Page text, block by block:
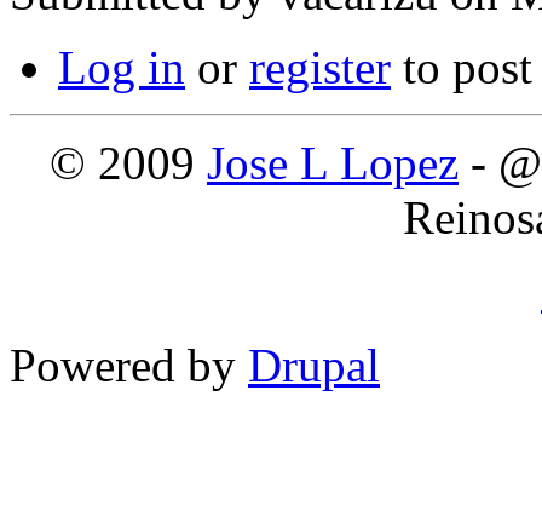
Log in or register to
© 2009 Jose L Lopez -
Powered by Drupal